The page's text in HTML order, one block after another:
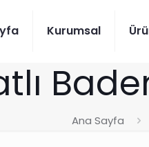
Kurumsal
Ana Sayfa